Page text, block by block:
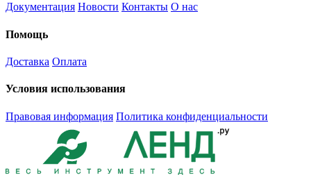
Документация Новости Контакты О нас
Помощь
Доставка Оплата
Условия использования
Правовая информация Политика конфиденциальности